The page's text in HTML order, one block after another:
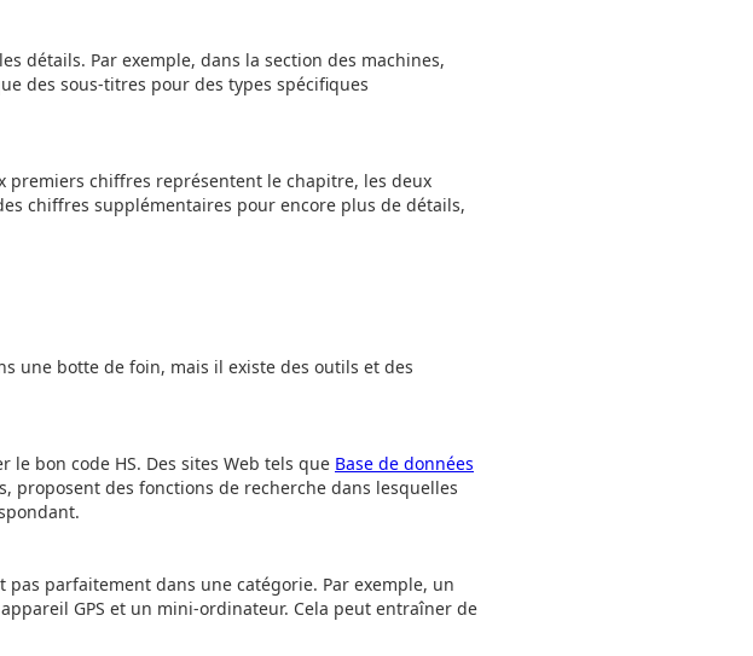
détails. Par exemple, dans la section des machines,
des sous-titres pour des types spécifiques
premiers chiffres représentent le chapitre, les deux
chiffres supplémentaires pour encore plus de détails,
une botte de foin, mais il existe des outils et des
bon code HS. Des sites Web tels que Base de données
proposent des fonctions de recherche dans lesquelles
parfaitement dans une catégorie. Par exemple, un
GPS et un mini-ordinateur. Cela peut entraîner de